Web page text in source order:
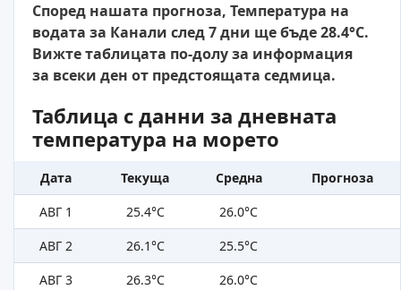
Според нашата прогноза, Температура на
водата за Канали след 7 дни ще бъде 28.4°C.
Вижте таблицата по-долу за информация
за всеки ден от предстоящата седмица.
Таблица с данни за дневната
температура на морето
Дата Текуща Средна
Прогноза
АВГ 1
25.4°C
26.0°C
АВГ 2
26.1°C
25.5°C
АВГ 3
26.3°C
26.0°C